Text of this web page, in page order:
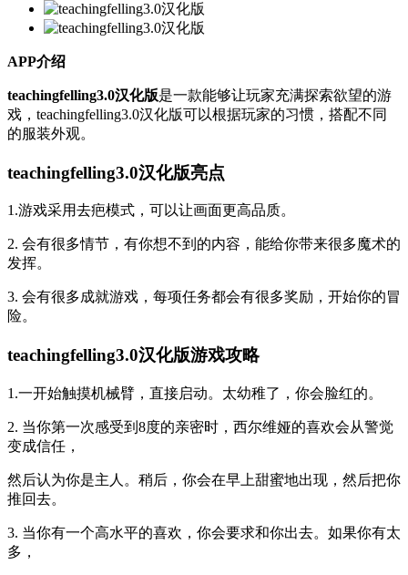
APP介绍
teachingfelling3.0汉化版是一款能够让玩家充满探索欲望的游
戏，teachingfelling3.0汉化版可以根据玩家的习惯，搭配不同
的服装外观。
teachingfelling3.0汉化版亮点
1.游戏采用去疤模式，可以让画面更高品质。
2. 会有很多情节，有你想不到的内容，能给你带来很多魔术的
发挥。
3. 会有很多成就游戏，每项任务都会有很多奖励，开始你的冒
险。
teachingfelling3.0汉化版游戏攻略
1.一开始触摸机械臂，直接启动。太幼稚了，你会脸红的。
2. 当你第一次感受到8度的亲密时，西尔维娅的喜欢会从警觉
变成信任，
然后认为你是主人。稍后，你会在早上甜蜜地出现，然后把你
推回去。
3. 当你有一个高水平的喜欢，你会要求和你出去。如果你有太
多，